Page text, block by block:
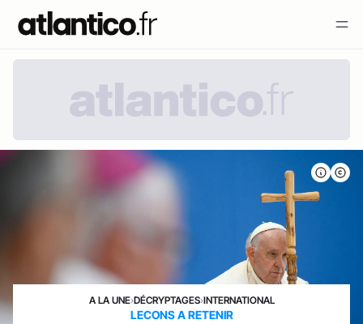
A LA UNE›DÉCRYPTAGES›INTERNATIONAL
LECONS A RETENIR